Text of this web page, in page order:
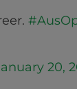
20,